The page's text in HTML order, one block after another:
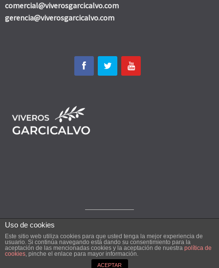
comercial@viverosgarcicalvo.com
gerencia@viverosgarcicalvo.com
© Viveros Garcicalvo 2026
Soluciones Informáticas MJ
Uso de cookies
Este sitio web utiliza cookies para que usted tenga la mejor experiencia de
usuario. Si continúa navegando está dando su consentimiento para la
aceptación de las mencionadas cookies y la aceptación de nuestra política de
cookies, pinche el enlace para mayor información.
ACEPTAR